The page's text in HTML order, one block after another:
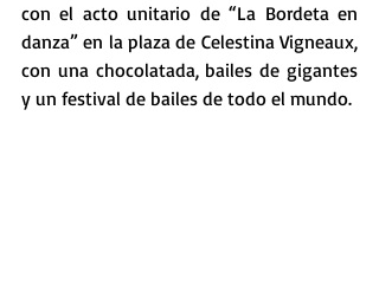
con el acto unitario de “La Bordeta en
danza” en la plaza de Celestina Vigneaux,
con una chocolatada, bailes de gigantes
y un festival de bailes de todo el mundo.